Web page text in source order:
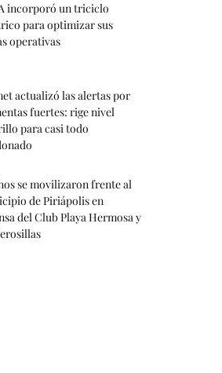
incorporó un triciclo
para optimizar sus
operativas
actualizó las alertas por
fuertes: rige nivel
para casi todo
se movilizaron frente al
de Piriápolis en
del Club Playa Hermosa y